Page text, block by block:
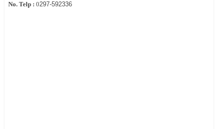
No. Telp : 0297‐592336